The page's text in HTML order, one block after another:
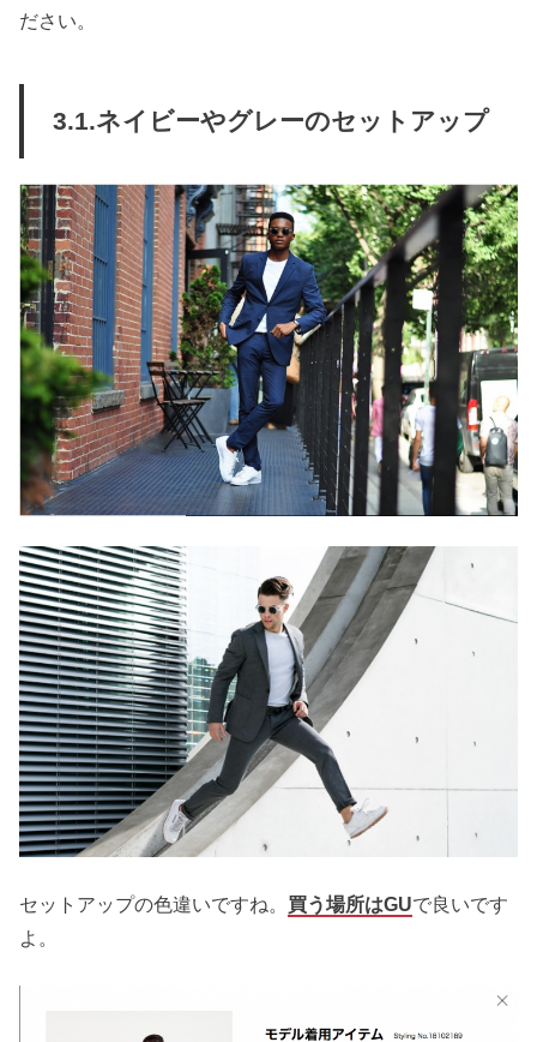
ださい。
3.1.ネイビーやグレーのセットアップ
セットアップの色違いですね。 買う場所はGUで良いです
よ。